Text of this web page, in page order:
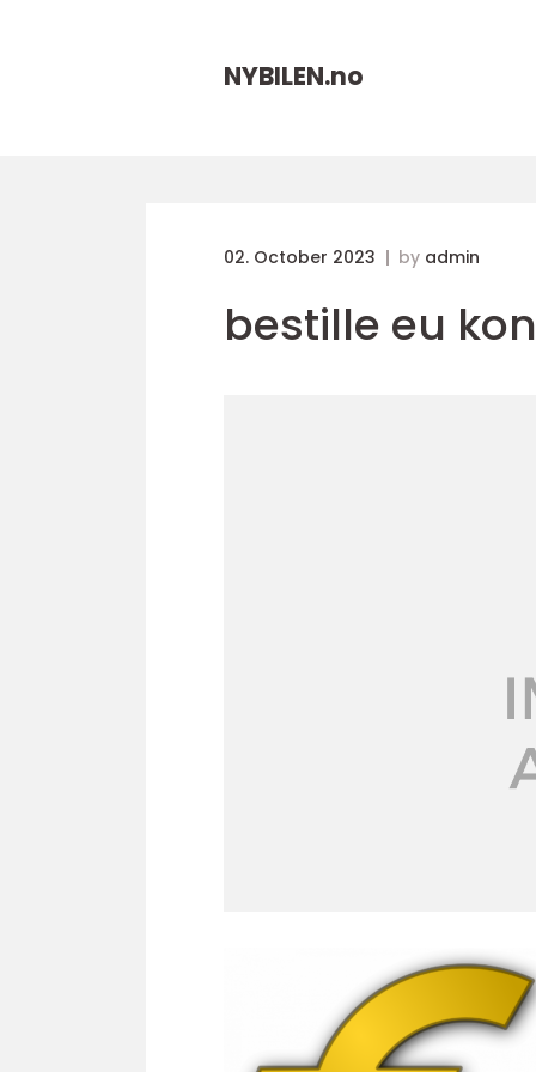
NYBILEN.no
02. October 2023 by admin
bestille eu